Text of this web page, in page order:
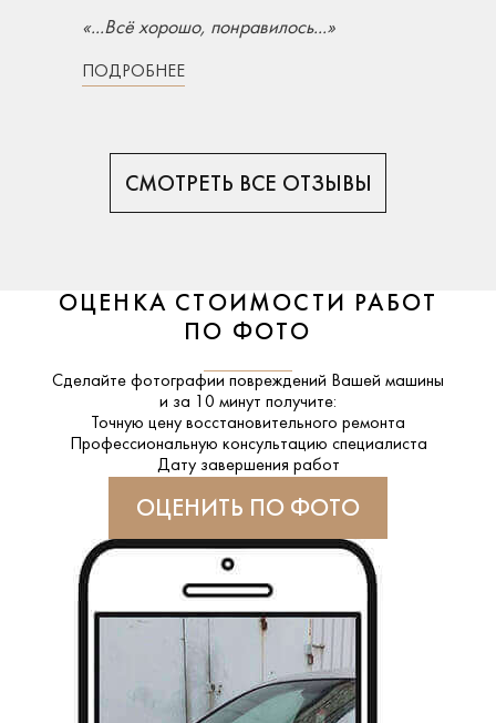
«...Всё хорошо, понравилось...»
ПОДРОБНЕЕ
СМОТРЕТЬ ВСЕ ОТЗЫВЫ
ОЦЕНКА СТОИМОСТИ РАБОТ
ПО ФОТО
Сделайте фотографии повреждений Вашей машины
и за 10 минут получите:
Точную цену восстановительного ремонта
Профессиональную консультацию специалиста
Дату завершения работ
ОЦЕНИТЬ ПО ФОТО